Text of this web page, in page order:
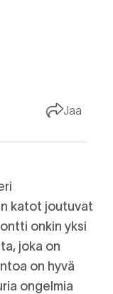
Jaa
katot joutuvat
onkin yksi
joka on
on hyvä
ongelmia